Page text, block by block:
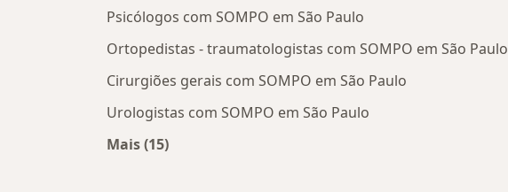
Psicólogos com SOMPO em São Paulo
Ortopedistas - traumatologistas com SOMPO em São Paulo
Cirurgiões gerais com SOMPO em São Paulo
Urologistas com SOMPO em São Paulo
Mais (15)